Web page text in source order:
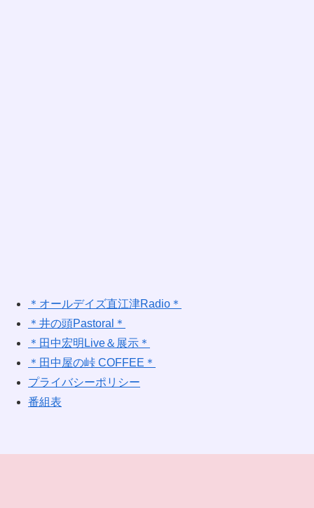
＊オールデイズ直江津Radio＊
＊井の頭Pastoral＊
＊田中宏明Live＆展示＊
＊田中屋の峠 COFFEE＊
プライバシーポリシー
番組表